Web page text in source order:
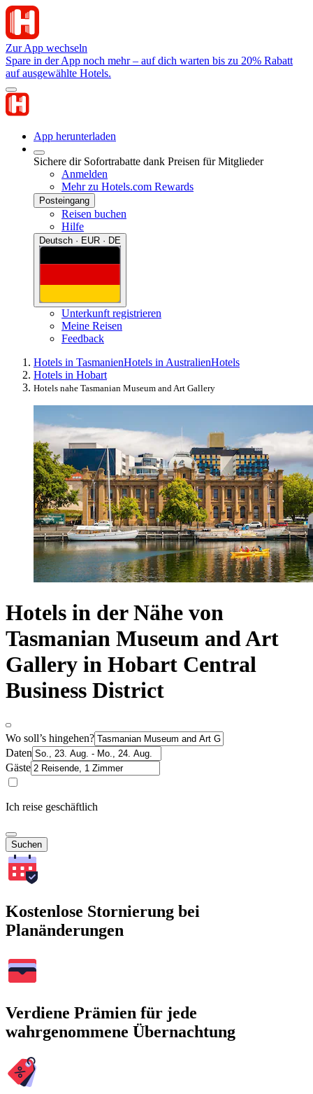
Zur App wechseln
Spare in der App noch mehr – auf dich warten bis zu 20% Rabatt
auf ausgewählte Hotels.
App herunterladen
Sichere dir Sofortrabatte dank Preisen für Mitglieder
Anmelden
Mehr zu Hotels.com Rewards
Posteingang
Reisen buchen
Hilfe
Deutsch · EUR · DE
Unterkunft registrieren
Meine Reisen
Feedback
Hotels in TasmanienHotels in AustralienHotels
Hotels in Hobart
Hotels nahe Tasmanian Museum and Art Gallery
Hotels in der Nähe von
Tasmanian Museum and Art
Gallery in Hobart Central
Business District
Wo soll’s hingehen?
Daten
Gäste
Ich reise geschäftlich
Suchen
Kostenlose Stornierung bei
Planänderungen
Verdiene Prämien für jede
wahrgenommene Übernachtung